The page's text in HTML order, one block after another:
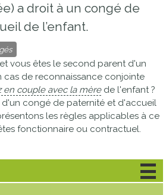
a droit à un congé de
de l’enfant.
vous êtes le second parent d'un
cas de reconnaissance conjointe
en couple avec la mèrede l'enfant ?
congé de paternité et d'accueil
les règles applicables à ce
fonctionnaire ou contractuel.